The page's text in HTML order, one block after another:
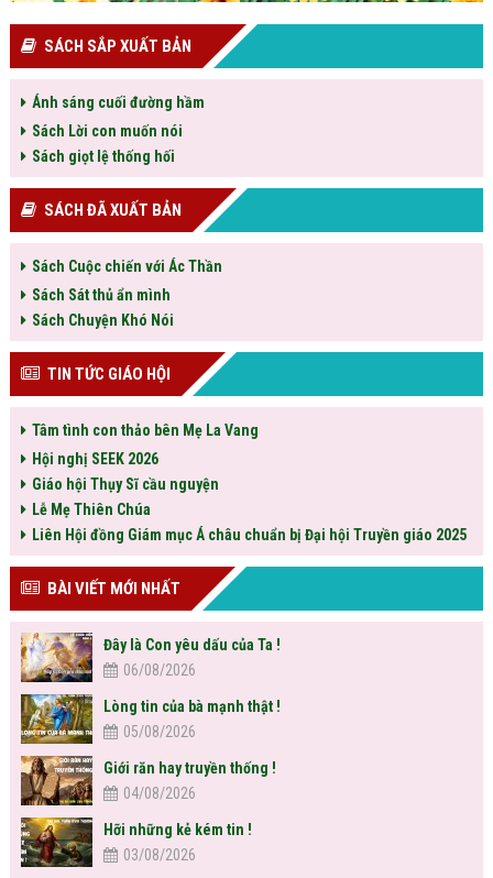
SÁCH SẮP XUẤT BẢN
Ánh sáng cuối đường hầm
Sách Lời con muốn nói
Sách giọt lệ thống hối
SÁCH ĐÃ XUẤT BẢN
Sách Cuộc chiến với Ác Thần
Sách Sát thủ ẩn mình
Sách Chuyện Khó Nói
TIN TỨC GIÁO HỘI
Tâm tình con thảo bên Mẹ La Vang
Hội nghị SEEK 2026
Giáo hội Thụy Sĩ cầu nguyện
Lễ Mẹ Thiên Chúa
Liên Hội đồng Giám mục Á châu chuẩn bị Đại hội Truyền giáo 2025
BÀI VIẾT MỚI NHẤT
Đây là Con yêu dấu của Ta !
06/08/2026
Lòng tin của bà mạnh thật !
05/08/2026
Giới răn hay truyền thống !
04/08/2026
Hỡi những kẻ kém tin !
03/08/2026